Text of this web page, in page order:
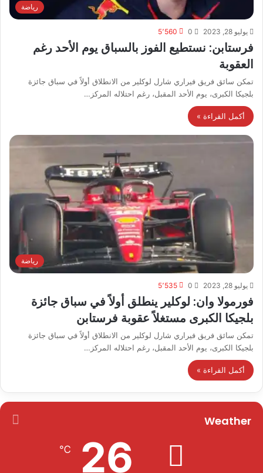
رياضة
يوليو 28, 2023 0 5٬560
فرستابن: نستطيع الفوز بالسباق يوم الأحد رغم
العقوبة
تمكن سائق فريق فيراري شارل لوكلير من الانطلاق أولاً في سباق ​جائزة
بلجيكا الكبرى​، يوم الأحد المقبل، رغم احتلاله المركز…
أكمل القراءة »
رياضة
يوليو 28, 2023 0 5٬535
فورمولا وان: لوكلير ينطلق أولاً في سباق جائزة
بلجيكا الكبرى مستغلاً عقوبة فرستابن
تمكن سائق فريق ​فيراري​ ​شارل لوكلير​ من الانطلاق أولاً في ​سباق جائزة
بلجيكا الكبرى​، يوم الأحد المقبل، رغم احتلاله المركز…
أكمل القراءة »
Weather
26
℃